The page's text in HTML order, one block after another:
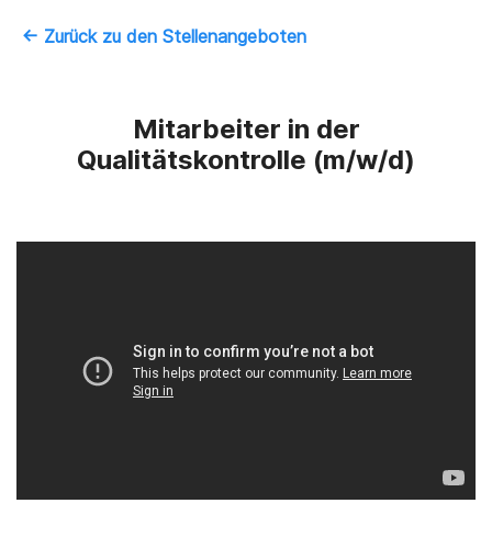
← Zurück zu den Stellenangeboten
Mitarbeiter in der
Qualitätskontrolle (m/w/d)